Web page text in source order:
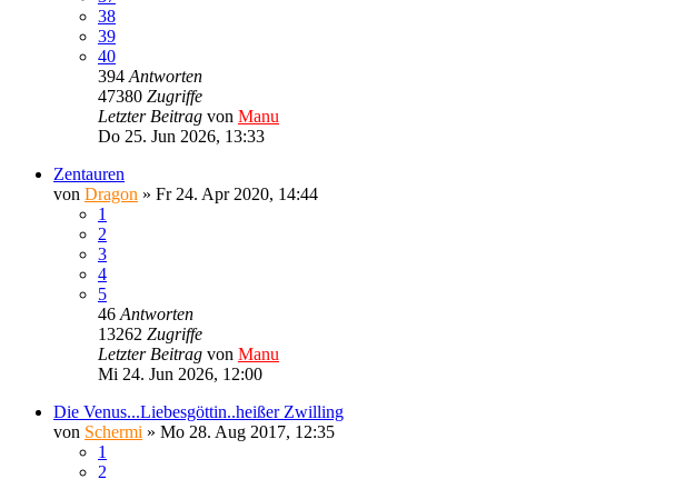
38
39
40
394 Antworten
47380 Zugriffe
Letzter Beitrag von Manu
Do 25. Jun 2026, 13:33
Zentauren
von Dragon » Fr 24. Apr 2020, 14:44
1
2
3
4
5
46 Antworten
13262 Zugriffe
Letzter Beitrag von Manu
Mi 24. Jun 2026, 12:00
Die Venus...Liebesgöttin..heißer Zwilling
von Schermi » Mo 28. Aug 2017, 12:35
1
2